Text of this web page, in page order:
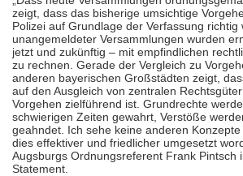
zeigt, dass das bisherige umsichtige
Polizei auf Grundlage der Verfassung richtig
unangemeldeter Versammlungen wurden
jetzt und zukünftig – mit empfindlichen
zu rechnen. Gerade der Vergleich zu
anderen bayerischen Großstädten zeigt,
auf den Ausgleich von zentralen
Vorgehen zielführend ist. Grundrechte
schwierigen Zeiten gewahrt, Verstöße
geahndet. Ich sehe keine anderen
dies effektiver und friedlicher umgesetzt
Augsburgs Ordnungsreferent Frank Pintsch
Statement.